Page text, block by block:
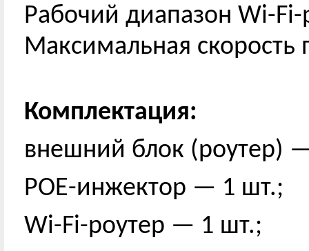
Рабочий диапазон Wi-Fi-
Максимальная
Комплектация:
внешний блок (роутер)
POE-инжектор — 1 шт.;
Wi-Fi-роутер — 1 шт.;